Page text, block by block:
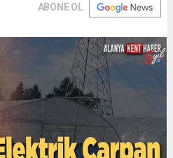
ABONE OL